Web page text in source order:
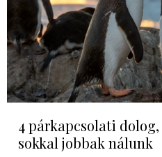
4 párkapcsolati
sokkal jobbak nálunk